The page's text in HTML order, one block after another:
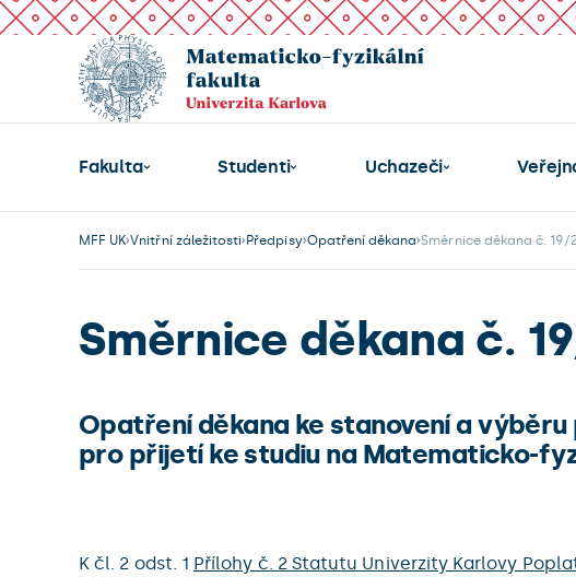
Fakulta Studenti Uchazeči
MFF UK Vnitřní záležitosti Předpisy Opatření děkana Směrnice děkana č. 19/
Směrnice děkana č.
Opatření děkana ke stanovení a
pro přijetí ke studiu na Matematicko-
K čl. 2 odst. 1 Přílohy č. 2 Statutu Univerzity Karlovy